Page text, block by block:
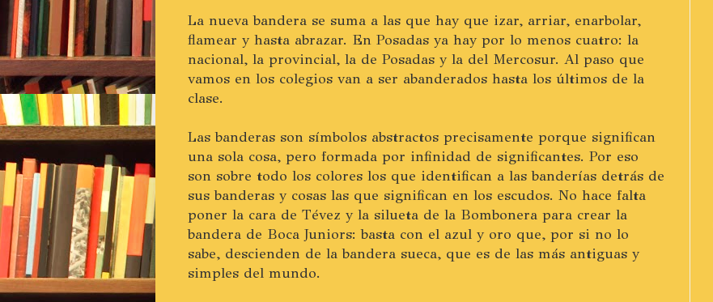
La nueva bandera se suma a las que hay que izar, arriar, enarbolar,
flamear y hasta abrazar. En Posadas ya hay por lo menos cuatro: la
nacional, la provincial, la de Posadas y la del Mercosur. Al paso que
vamos en los colegios van a ser abanderados hasta los últimos de la
clase.
Las banderas son símbolos abstractos precisamente porque significan
una sola cosa, pero formada por infinidad de significantes. Por eso
son sobre todo los colores los que identifican a las banderías detrás de
sus banderas y cosas las que significan en los escudos. No hace falta
poner la cara de Tévez y la silueta de la Bombonera para crear la
bandera de Boca Juniors: basta con el azul y oro que, por si no lo
sabe, descienden de la bandera sueca, que es de las más antiguas y
simples del mundo.